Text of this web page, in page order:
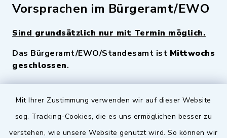
Mit Ihrer Zustimmung verwenden wir auf dieser Website
sog. Tracking-Cookies, die es uns ermöglichen besser zu
verstehen, wie unsere Website genutzt wird. So können wir
Vorsprachen im Bürgeramt/EWO
Sind grundsätzlich nur mit Termin möglich.
Das Bürgeramt/EWO/Standesamt ist Mittwochs
geschlossen.
Quicklinks